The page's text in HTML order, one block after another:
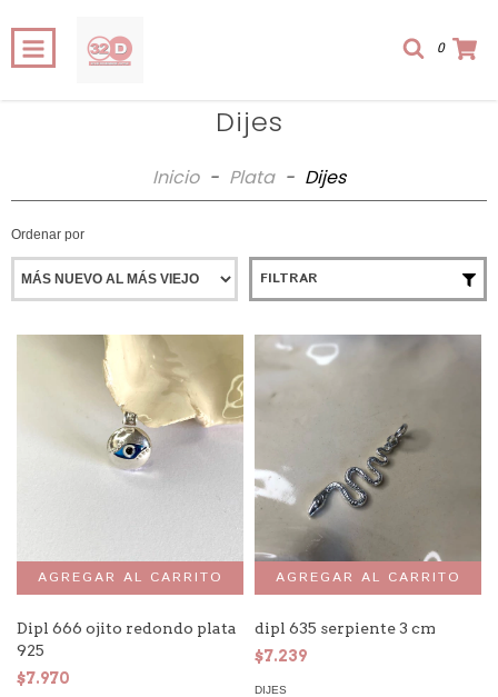
0
Dijes
Inicio - Plata - Dijes
Ordenar por
FILTRAR
Dipl 666 ojito redondo plata
925
$7.970
dipl 635 serpiente 3 cm
$7.239
DIJES